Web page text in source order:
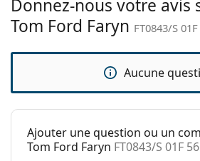
Explorez la gamme complète de
découvrir d'autres modèles de
Tissu de
nettoyage:
Oui
Pour femmes
Catégorie:
Lunettes de
Utilisation:
Mode
Donnez-nous votre avis
Tom Ford Faryn FT0843/S
Aucune
Ajouter une question ou un
Tom Ford Faryn FT0843/S 01F 56